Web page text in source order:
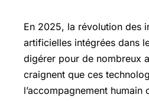
En 2025, la révolution des
artificielles intégrées dans
digérer pour de nombreux
craignent que ces
l’accompagnement humain